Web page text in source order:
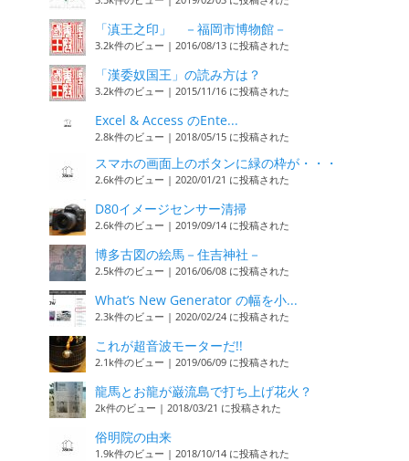
「滇王之印」 －福岡市博物館－
3.2k件のビュー | 2016/08/13 に投稿された
「漢委奴国王」の読み方は？
3.2k件のビュー | 2015/11/16 に投稿された
Excel & Access のEnte...
2.8k件のビュー | 2018/05/15 に投稿された
スマホの画面上のボタンに緑の枠が・・・
2.6k件のビュー | 2020/01/21 に投稿された
D80イメージセンサー清掃
2.6k件のビュー | 2019/09/14 に投稿された
博多古図の絵馬－住吉神社－
2.5k件のビュー | 2016/06/08 に投稿された
What’s New Generator の幅を小...
2.3k件のビュー | 2020/02/24 に投稿された
これが超音波モーターだ!!
2.1k件のビュー | 2019/06/09 に投稿された
龍馬とお龍が巌流島で打ち上げ花火？
2k件のビュー | 2018/03/21 に投稿された
俗明院の由来
1.9k件のビュー | 2018/10/14 に投稿された